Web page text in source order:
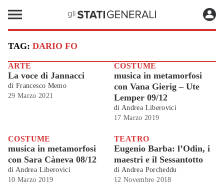
TAG: DARIO FO
ARTE
La voce di Jannacci
di Francesco Memo
29 Marzo 2021
COSTUME
musica in metamorfosi
con Vana Gierig – Ute
Lemper 09/12
di Andrea Liberovici
17 Marzo 2019
COSTUME
musica in metamorfosi
con Sara Càneva 08/12
di Andrea Liberovici
10 Marzo 2019
TEATRO
Eugenio Barba: l’Odin, i
maestri e il Sessantotto
di Andrea Porcheddu
12 Novembre 2018